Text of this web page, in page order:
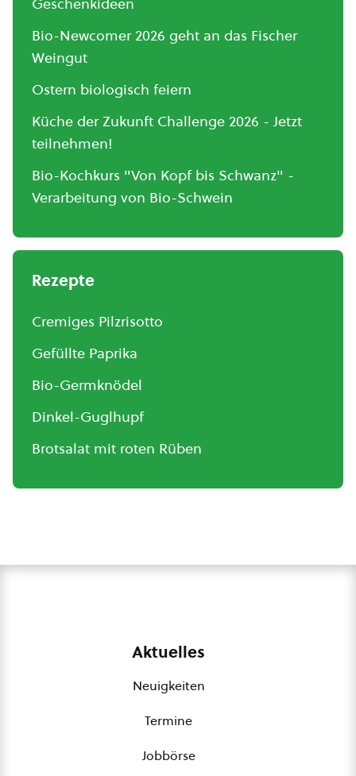
Bio-Newcomer 2026 geht an das Fischer
Weingut
Ostern biologisch feiern
Küche der Zukunft Challenge 2026 - Jetzt
teilnehmen!
Bio-Kochkurs "Von Kopf bis Schwanz" -
Verarbeitung von Bio-Schwein
Rezepte
Cremiges Pilzrisotto
Gefüllte Paprika
Bio-Germknödel
Dinkel-Guglhupf
Brotsalat mit roten Rüben
Aktuelles
Neuigkeiten
Termine
Jobbörse